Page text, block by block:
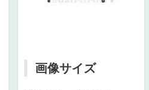
画像サイズ